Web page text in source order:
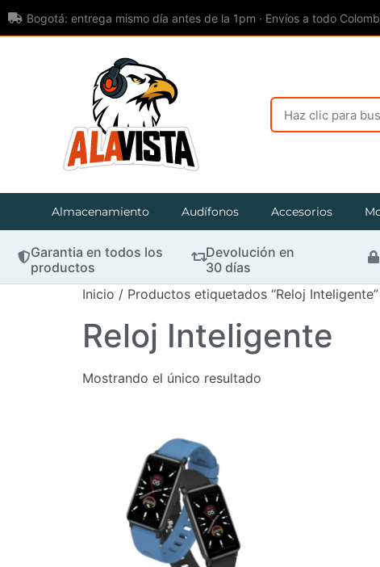
Bogotá: entrega mismo día antes de la 1pm · Envíos a todo
Almacenamiento Audífonos Accesorios
Garantia en todos los
productos
Devolución en
30 días
Inicio / Productos etiquetados “Reloj Inteligente”
Reloj Inteligente
Mostrando el único resultado